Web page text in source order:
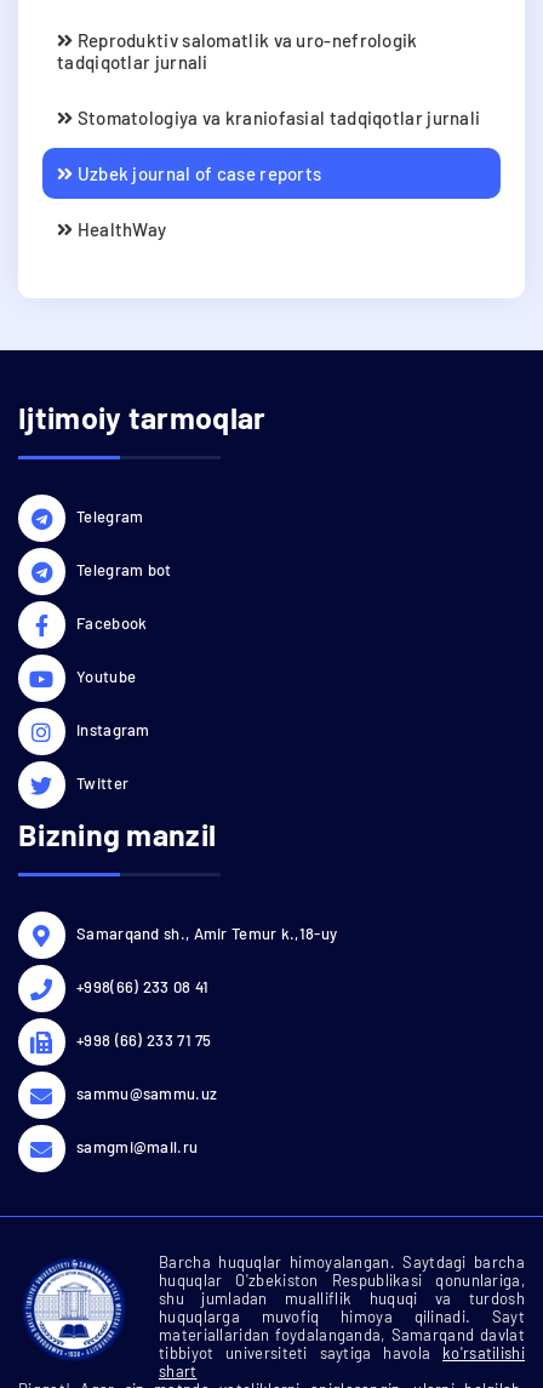
Reproduktiv salomatlik va uro-nefrologik
tadqiqotlar jurnali
Stomatologiya va kraniofasial tadqiqotlar jurnali
Uzbek journal of case reports
HealthWay
Ijtimoiy tarmoqlar
Telegram
Telegram bot
Facebook
Youtube
Instagram
Twitter
Bizning manzil
Samarqand sh., Amir Temur k.,18-uy
+998(66) 233 08 41
+998 (66) 233 71 75
sammu@sammu.uz
samgmi@mail.ru
Barcha huquqlar himoyalangan. Saytdagi barcha
huquqlar O'zbekiston Respublikasi qonunlariga,
shu jumladan mualliflik huquqi va turdosh
huquqlarga muvofiq himoya qilinadi. Sayt
materiallaridan foydalanganda, Samarqand davlat
tibbiyot universiteti saytiga havola ko'rsatilishi
shart